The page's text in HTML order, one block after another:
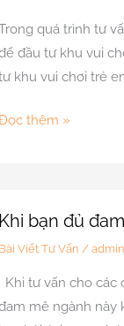
khu
em
quá trình tư
đầu tư khu vui
khu vui chơi trẻ
hợp
đầu
thêm »
Khi bạn đủ
Bài Viết Tư Vấn / admin
Khi tư vấn cho các
mê ngành này